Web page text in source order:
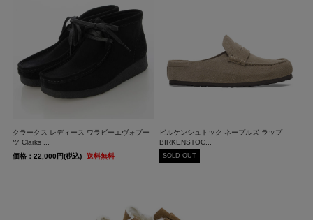
クラークス レディース ワラビーエヴォブー
ツ Clarks ...
価格：22,000円(税込)
送料無料
ビルケンシュトック ネープルズ ラップ
BIRKENSTOC...
SOLD OUT